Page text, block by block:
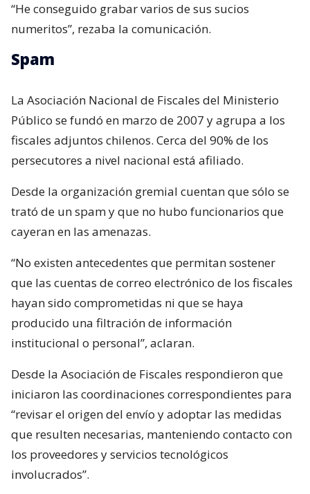
“He conseguido grabar varios de sus sucios
numeritos”, rezaba la comunicación.
Spam
La Asociación Nacional de Fiscales del Ministerio
Público se fundó en marzo de 2007 y agrupa a los
fiscales adjuntos chilenos. Cerca del 90% de los
persecutores a nivel nacional está afiliado.
Desde la organización gremial cuentan que sólo se
trató de un spam y que no hubo funcionarios que
cayeran en las amenazas.
“No existen antecedentes que permitan sostener
que las cuentas de correo electrónico de los fiscales
hayan sido comprometidas ni que se haya
producido una filtración de información
institucional o personal”, aclaran.
Desde la Asociación de Fiscales respondieron que
iniciaron las coordinaciones correspondientes para
“revisar el origen del envío y adoptar las medidas
que resulten necesarias, manteniendo contacto con
los proveedores y servicios tecnológicos
involucrados”.